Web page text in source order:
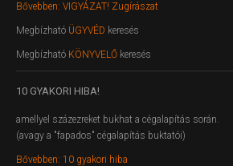
Bővebben: VIGYÁZAT! Zugírászat
Megbízható ÜGYVÉD keresés
Megbízható KÖNYVELŐ keresés
10 GYAKORI HIBA!
amellyel százezreket bukhat a cégalapítás során.
(avagy a "fapados" cégalapítás buktatói)
Bővebben: 10 gyakori hiba